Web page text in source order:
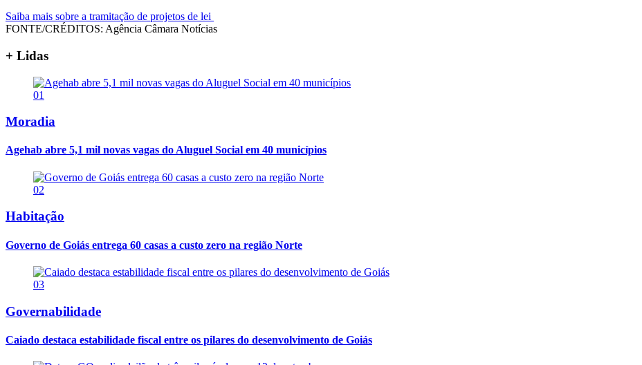
Saiba mais sobre a tramitação de projetos de lei
FONTE/CRÉDITOS: Agência Câmara Notícias
+ Lidas
01
Moradia
Agehab abre 5,1 mil novas vagas do Aluguel Social em 40 municípios
02
Habitação
Governo de Goiás entrega 60 casas a custo zero na região Norte
03
Governabilidade
Caiado destaca estabilidade fiscal entre os pilares do desenvolvimento de Goiás